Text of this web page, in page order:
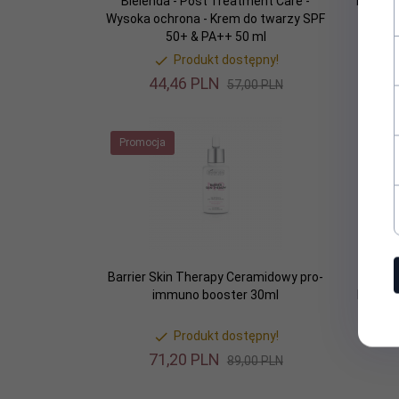
Wysoka ochrona - Krem do twarzy SPF
50+ & PA++ 50 ml
Produkt dostępny!
44,46 PLN 57,00 PLN
Promocja
Barrier Skin Therapy Ceramidowy pro-
immuno booster 30ml
Produkt dostępny!
71,20 PLN 89,00 PLN
krem